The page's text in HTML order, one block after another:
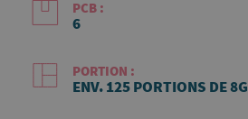
PCB :
6
PORTION :
ENV. 125 PORTIONS DE 8G